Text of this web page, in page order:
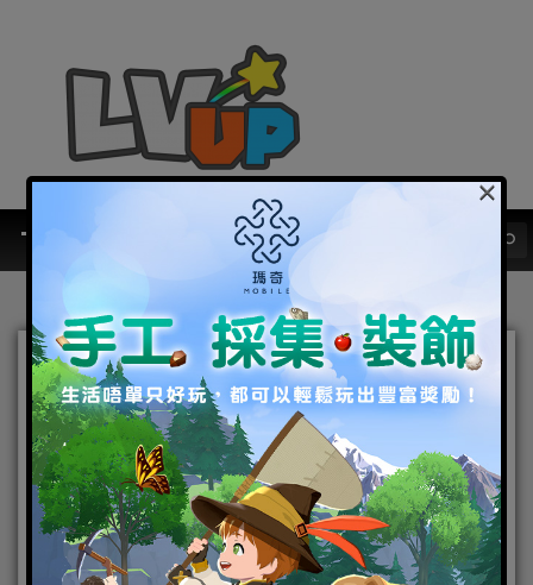
復古像素RPG《未頌者之
歌》釋出霜月遙凱爾特風格
主題曲及PV 公測定檔1月18
日
2025-01-14 |Android,IOS,手機遊戲
×